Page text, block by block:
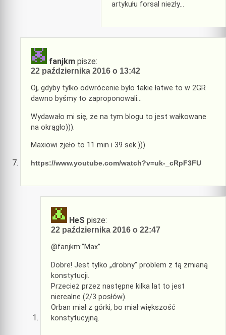
artykułu forsal niezły…
fanjkm pisze:
22 października 2016 o 13:42
Oj, gdyby tylko odwrócenie było takie łatwe to w 2GR
dawno byśmy to zaproponowali…
Wydawało mi się, że na tym blogu to jest wałkowane
na okrągło))).
Maxiowi zjeło to 11 min i 39 sek.)))
https://www.youtube.com/watch?v=uk-_cRpF3FU
HeS pisze:
22 października 2016 o 22:47
@fanjkm:”Max”
Dobre! Jest tylko „drobny” problem z tą zmianą
konstytucji.
Przecież przez następne kilka lat to jest
nierealne (2/3 posłów).
Orban miał z górki, bo miał większość
konstytucyjną.